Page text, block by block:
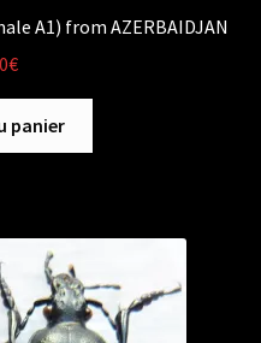
A1) from AZERBAIDJAN
€
panier